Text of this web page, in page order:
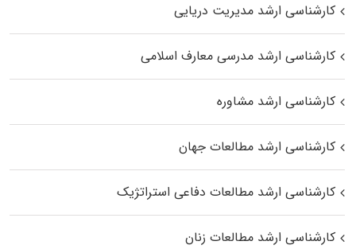
کارشناسی ارشد مدیریت دریایی
کارشناسی ارشد مدرسی معارف اسلامی
کارشناسی ارشد مشاوره
کارشناسی ارشد مطالعات جهان
کارشناسی ارشد مطالعات دفاعی استراتژیک
کارشناسی ارشد مطالعات زنان